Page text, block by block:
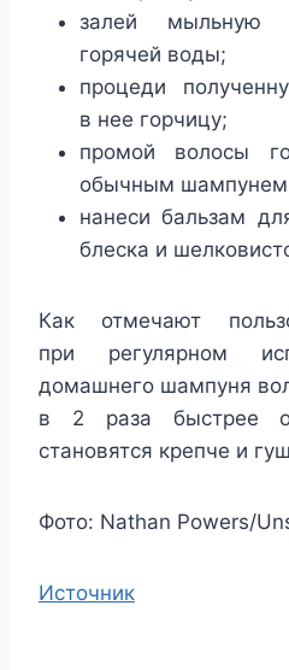
залей мыльную
горячей воды;
процеди
в нее горчицу;
промой волосы
обычным
нанеси бальзам
блеска и
Как отмечают
при регулярном
домашнего шампуня
в 2 раза быстрее
становятся крепче и
Фото: Nathan Powers/
Источник